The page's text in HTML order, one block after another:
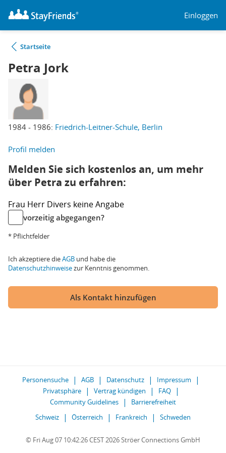
Einloggen
Startseite
Petra Jork
1984 - 1986: Friedrich-Leitner-Schule, Berlin
Profil melden
Melden Sie sich kostenlos an, um mehr
über Petra zu erfahren:
Frau Herr Divers keine Angabe
vorzeitig abgegangen?
* Pflichtfelder
Ich akzeptiere dieAGB und habe die
Datenschutzhinweisezur Kenntnis genommen.
Als Kontakt hinzufügen
Personensuche AGB Datenschutz
Impressum
Privatsphäre
Vertrag kündigen
FAQ
Community Guidelines
Barrierefreiheit
Schweiz
Österreich Frankreich Schweden
© Fri Aug 07 10:42:26 CEST 2026 Ströer Connections GmbH